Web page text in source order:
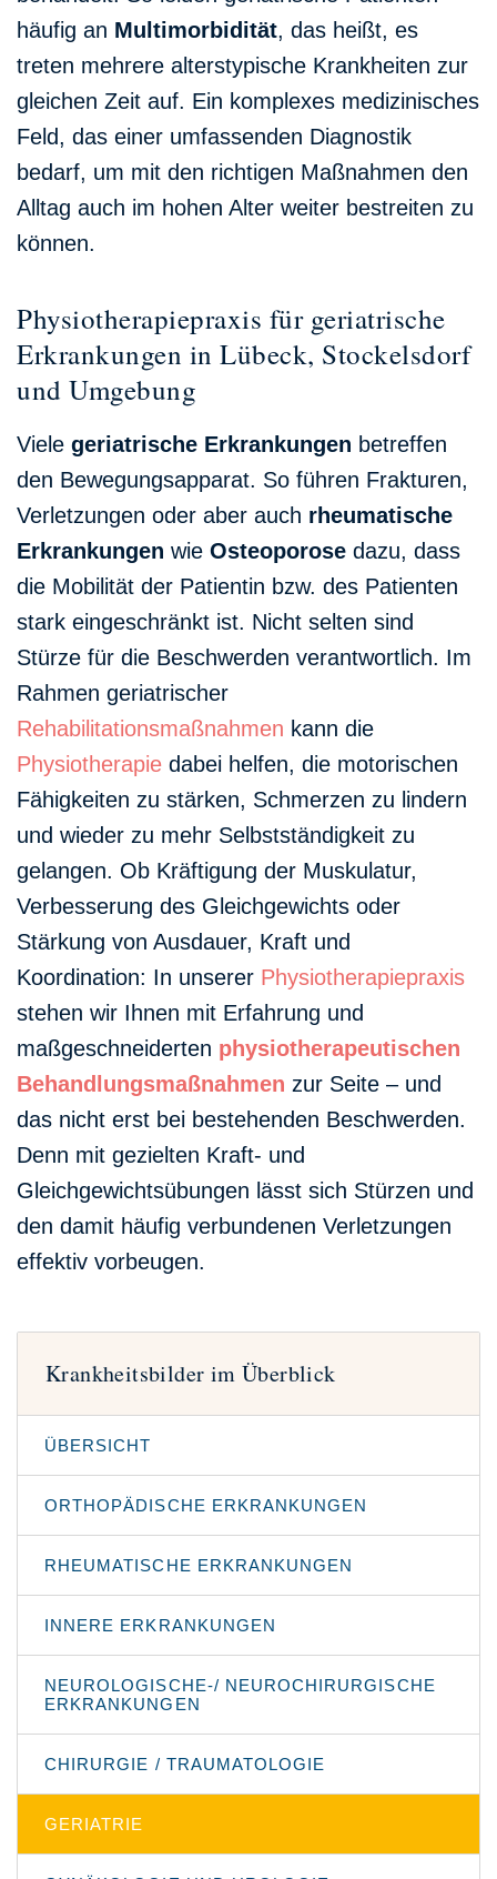
häufig an Multimorbidität, das heißt, es
treten mehrere alterstypische Krankheiten zur
gleichen Zeit auf. Ein komplexes medizinisches
Feld, das einer umfassenden Diagnostik
bedarf, um mit den richtigen Maßnahmen den
Alltag auch im hohen Alter weiter bestreiten zu
können.
Physiotherapiepraxis für geriatrische
Erkrankungen in Lübeck, Stockelsdorf
und Umgebung
Viele geriatrische Erkrankungen betreffen
den Bewegungsapparat. So führen Frakturen,
Verletzungen oder aber auch rheumatische
Erkrankungen wie Osteoporose dazu, dass
die Mobilität der Patientin bzw. des Patienten
stark eingeschränkt ist. Nicht selten sind
Stürze für die Beschwerden verantwortlich. Im
Rahmen geriatrischer
Rehabilitationsmaßnahmen kann die
Physiotherapie dabei helfen, die motorischen
Fähigkeiten zu stärken, Schmerzen zu lindern
und wieder zu mehr Selbstständigkeit zu
gelangen. Ob Kräftigung der Muskulatur,
Verbesserung des Gleichgewichts oder
Stärkung von Ausdauer, Kraft und
Koordination: In unserer Physiotherapiepraxis
stehen wir Ihnen mit Erfahrung und
maßgeschneiderten physiotherapeutischen
Behandlungsmaßnahmen zur Seite – und
das nicht erst bei bestehenden Beschwerden.
Denn mit gezielten Kraft- und
Gleichgewichtsübungen lässt sich Stürzen und
den damit häufig verbundenen Verletzungen
effektiv vorbeugen.
Krankheitsbilder im Überblick
ÜBERSICHT
ORTHOPÄDISCHE ERKRANKUNGEN
RHEUMATISCHE ERKRANKUNGEN
INNERE ERKRANKUNGEN
NEUROLOGISCHE-/ NEUROCHIRURGISCHE
ERKRANKUNGEN
CHIRURGIE / TRAUMATOLOGIE
GERIATRIE